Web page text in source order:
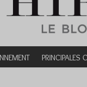
PRINCIPALES